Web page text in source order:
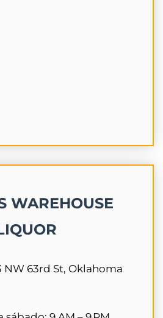
WAREHOUSE
NW 63rd St, Oklahoma